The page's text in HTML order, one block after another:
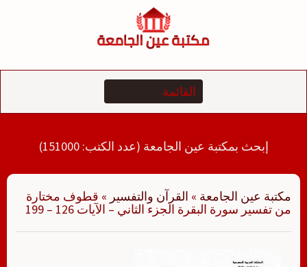
إبحث بمكتبة عين الجامعة (عدد الكتب: 151000)
مكتبة عين الجامعة » القرآن والتفسير » قطوف مختارة
من تفسير سورة البقرة الجزء الثاني – الآيات 126 – 199